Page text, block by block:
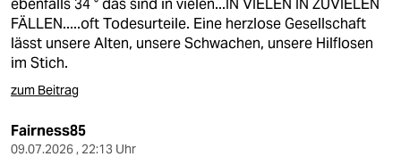
ebenfalls 34 ° das sind in vielen...IN VIELEN IN ZUVIELEN
FÄLLEN.....oft Todesurteile. Eine herzlose Gesellschaft
lässt unsere Alten, unsere Schwachen, unsere Hilflosen
im Stich.
zum Beitrag
Fairness85
09.07.2026 , 22:13 Uhr